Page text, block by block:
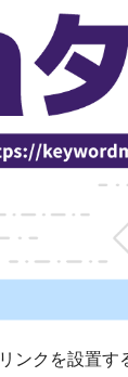
ンクを設置